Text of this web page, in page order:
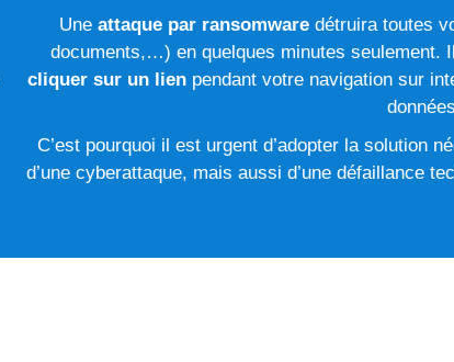
Une attaque par ransomwaredétruira toutes
documents,…) en quelques minutes seulement.
cliquer sur un lien pendant votre navigation sur
C’est pourquoi il est urgent d’adopter la solution
d’une cyberattaque, mais aussi d’une défaillance